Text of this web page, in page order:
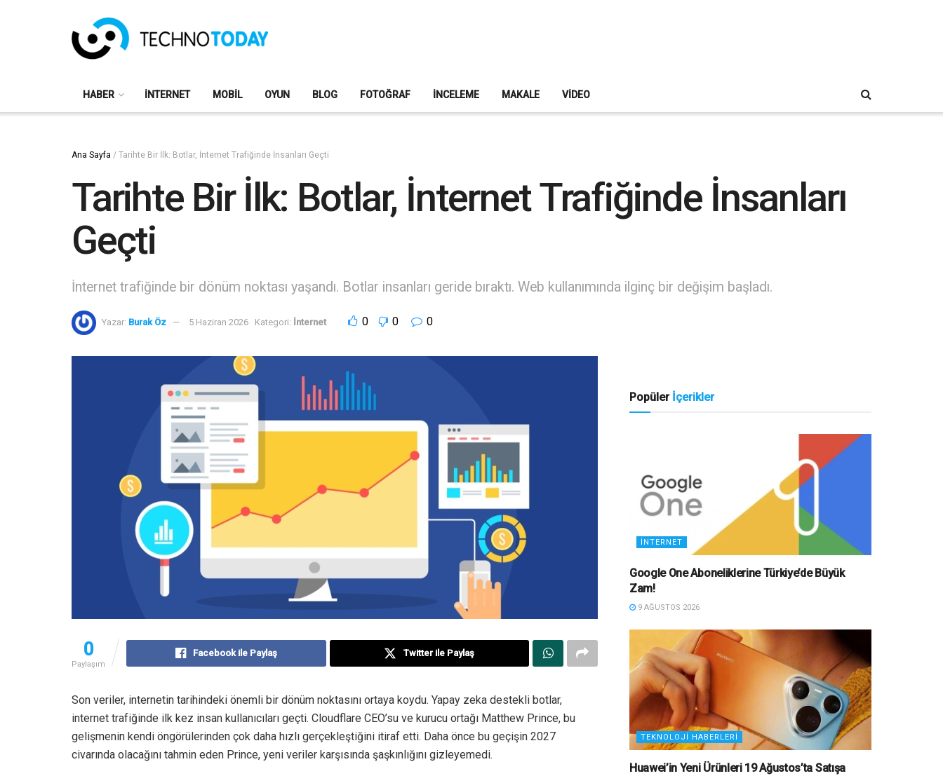
HABER İNTERNET MOBIL OYUN BLOG FOTOĞRAF İNCELEME MAKALE VIDEO
Ana Sayfa / Tarihte Bir İlk: Botlar, İnternet Trafiğinde İnsanları Geçti
Tarihte Bir İlk: Botlar, İnternet Trafiğinde İnsanları
Geçti
İnternet trafiğinde bir dönüm noktası yaşandı. Botlar insanları geride bıraktı. Web kullanımında ilginç bir değişim başladı.
Yazar: Burak Öz 5 Haziran 2026 Kategori: İnternet 0 0 0
0
Paylaşım
Facebook ile Paylaş Twitter ile Paylaş
Son veriler, internetin tarihindeki önemli bir dönüm noktasını ortaya koydu. Yapay zeka destekli botlar,
internet trafiğinde ilk kez insan kullanıcıları geçti. Cloudflare CEO’su ve kurucu ortağı Matthew Prince, bu
gelişmenin kendi öngörülerinden çok daha hızlı gerçekleştiğini itiraf etti. Daha önce bu geçişin 2027
civarında olacağını tahmin eden Prince, yeni veriler karşısında şaşkınlığını gizleyemedi.
Popüler İçerikler
İNTERNET
Google One Aboneliklerine Türkiye’de Büyük
Zam!
9 AĞUSTOS 2026
TEKNOLOJI HABERLERI
Huawei’in Yeni Ürünleri 19 Ağustos’ta Satışa